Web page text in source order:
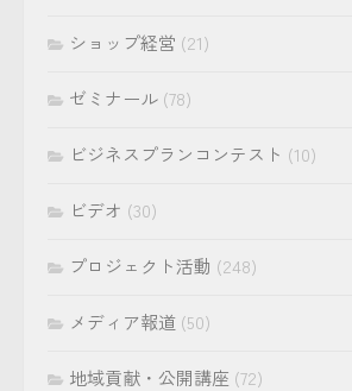
ショップ経営 (21)
ゼミナール (78)
ビジネスプランコンテスト (10)
ビデオ (30)
プロジェクト活動 (248)
メディア報道 (50)
地域貢献・公開講座 (72)